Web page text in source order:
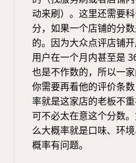
动来刷）。这里还需要
分，如果一个店铺的分
的。因为大众点评店铺
用户在一个月内甚至是
也是不作数的，所以一
你需要再看他的评价条
率就是这家店的老板不
可不必太在意这个分数
么大概率就是口味、环
概率有问题。